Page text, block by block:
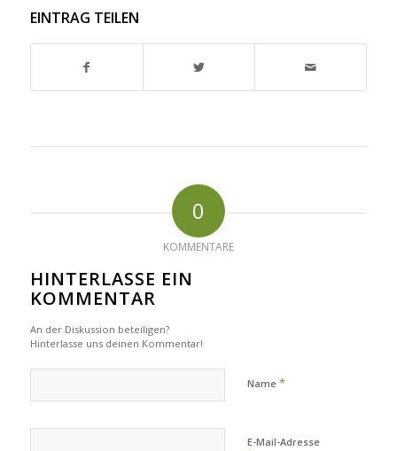
EINTRAG TEILEN
0
KOMMENTARE
HINTERLASSE EIN
KOMMENTAR
An der Diskussion beteiligen?
Hinterlasse uns deinen Kommentar!
Name *
E-Mail-Adresse